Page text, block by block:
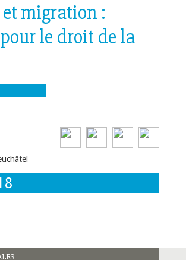
migration :
le droit de la